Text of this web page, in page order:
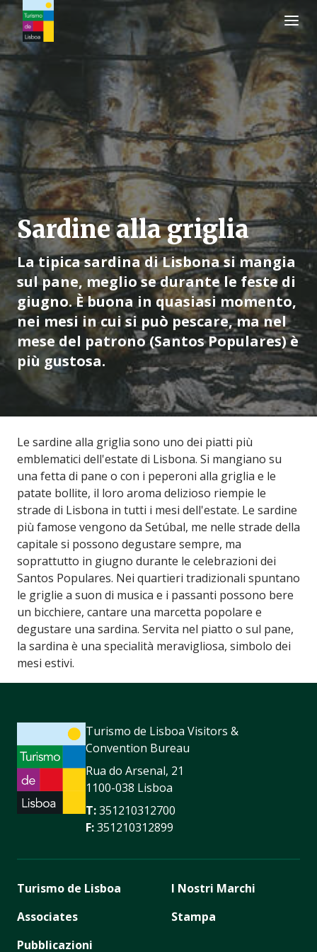
Logo di Turismo de Lisboa
Sardine alla griglia
La tipica sardina di Lisbona si mangia
sul pane, meglio se durante le feste di
giugno. È buona in quasiasi momento,
nei mesi in cui si può pescare, ma nel
mese del patrono (Santos Populares) è
più gustosa.
Le sardine alla griglia sono uno dei piatti più
emblematici dell'estate di Lisbona. Si mangiano su
una fetta di pane o con i peperoni alla griglia e le
patate bollite, il loro aroma delizioso riempie le
strade di Lisbona in tutti i mesi dell'estate. Le sardine
più famose vengono da Setúbal, me nelle strade della
capitale si possono degustare sempre, ma
soprattutto in giugno durante le celebrazioni dei
Santos Populares. Nei quartieri tradizionali spuntano
le griglie a suon di musica e i passanti possono bere
un bicchiere, cantare una marcetta popolare e
degustare una sardina. Servita nel piatto o sul pane,
la sardina è una specialità meravigliosa, simbolo dei
mesi estivi.
Turismo de Lisboa Visitors &
Convention Bureau
Rua do Arsenal, 21
1100-038 Lisboa
T:351210312700
F:351210312899
Turismo de Lisboa
Associates
Pubblicazioni
I Nostri Marchi
Stampa